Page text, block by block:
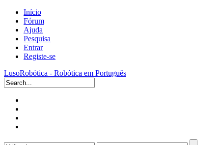
Início
Fórum
Ajuda
Pesquisa
Entrar
Registe-se
LusoRobótica - Robótica em Português